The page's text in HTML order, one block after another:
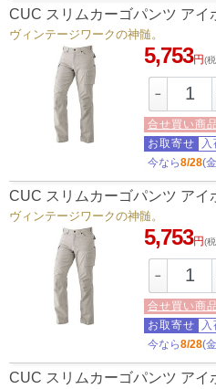
CUC スリムカーゴパンツ アイ
ヴィンテージワークの神髄。
5,753円(
－
合せ買い商品
お取寄せ
今なら8/28(
CUC スリムカーゴパンツ アイ
ヴィンテージワークの神髄。
5,753円(
－
合せ買い商品
お取寄せ
今なら8/28(
CUC スリムカーゴパンツ アイ